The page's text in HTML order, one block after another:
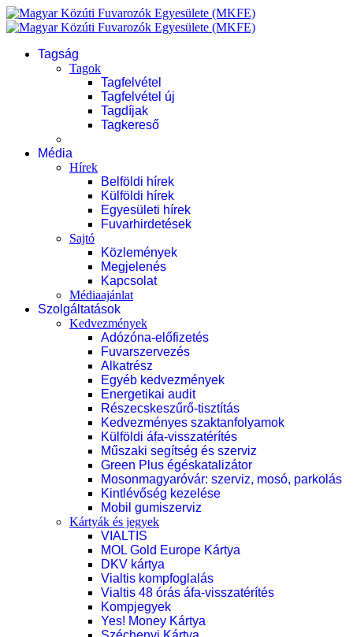
Tagság
Tagok
Tagfelvétel
Tagfelvétel új
Tagdíjak
Tagkereső
Média
Hírek
Belföldi hírek
Külföldi hírek
Egyesületi hírek
Fuvarhirdetések
Sajtó
Közlemények
Megjelenés
Kapcsolat
Médiaajánlat
Szolgáltatások
Kedvezmények
Adózóna-előfizetés
Fuvarszervezés
Alkatrész
Egyéb kedvezmények
Energetikai audit
Részecskeszűrő-tisztítás
Kedvezményes szaktanfolyamok
Külföldi áfa-visszatérítés
Műszaki segítség és szerviz
Green Plus égéskatalizátor
Mosonmagyaróvár: szerviz, mosó, parkolás
Kintlévőség kezelése
Mobil gumiszerviz
Kártyák és jegyek
VIALTIS
MOL Gold Europe Kártya
DKV kártya
Vialtis kompfoglalás
Vialtis 48 órás áfa-visszatérítés
Kompjegyek
Yes! Money Kártya